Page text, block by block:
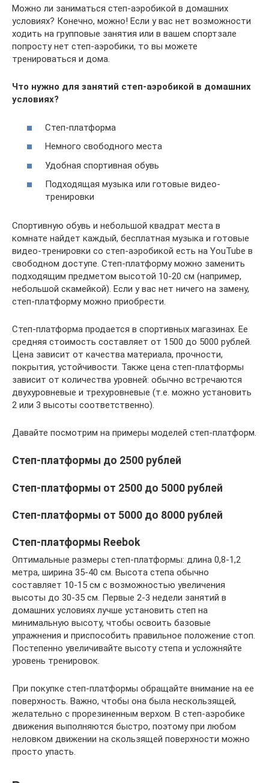
Можно ли заниматься степ-аэробикой в домашних
условиях? Конечно, можно! Если у вас нет возможности
ходить на групповые занятия или в вашем спортзале
попросту нет степ-аэробики, то вы можете
тренироваться и дома.
Что нужно для занятий степ-аэробикой в домашних
условиях?
Степ-платформа
Немного свободного места
Удобная спортивная обувь
Подходящая музыка или готовые видео-
тренировки
Спортивную обувь и небольшой квадрат места в
комнате найдет каждый, бесплатная музыка и готовые
видео-тренировки со степ-аэробикой есть на YouTube в
свободном доступе. Степ-платформу можно заменить
подходящим предметом высотой 10-20 см (например,
небольшой скамейкой). Если у вас нет ничего на замену,
степ-платформу можно приобрести.
Степ-платформа продается в спортивных магазинах. Ее
средняя стоимость составляет от 1500 до 5000 рублей.
Цена зависит от качества материала, прочности,
покрытия, устойчивости. Также цена степ-платформы
зависит от количества уровней: обычно встречаются
двухуровневые и трехуровневые (т.е. можно установить
2 или 3 высоты соответственно).
Давайте посмотрим на примеры моделей степ-платформ.
Степ-платформы до 2500 рублей
Степ-платформы от 2500 до 5000 рублей
Степ-платформы от 5000 до 8000 рублей
Степ-платформы Reebok
Оптимальные размеры степ-платформы: длина 0,8-1,2
метра, ширина 35-40 см. Высота степа обычно
составляет 10-15 см с возможностью увеличения
высоты до 30-35 см. Первые 2-3 недели занятий в
домашних условиях лучше установить степ на
минимальную высоту, чтобы освоить базовые
упражнения и приспособить правильное положение стоп.
Постепенно увеличивайте высоту степа и усложняйте
уровень тренировок.
При покупке степ-платформы обращайте внимание на ее
поверхность. Важно, чтобы она была нескользящей,
желательно с прорезиненным верхом. В степ-аэробике
движения выполняются быстро, поэтому при любом
неловком движении на скользящей поверхности можно
просто упасть.